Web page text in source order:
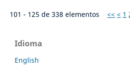
101 - 125 de 338 elementos << < 1
Idioma
English